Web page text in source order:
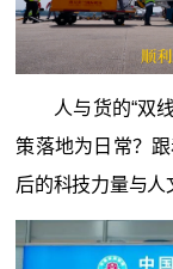
人与货的“双
策落地为日常？
后的科技力量与人